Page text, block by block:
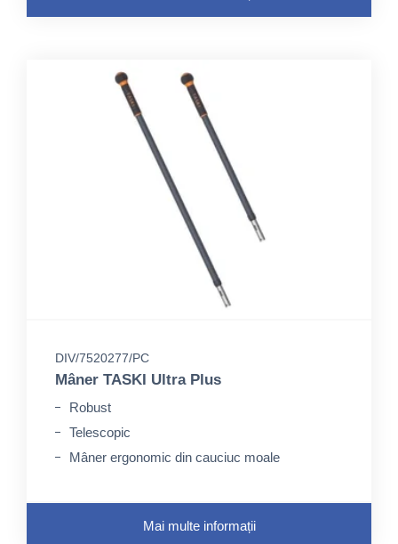
DIV/7520277/PC
Mâner TASKI Ultra Plus
Robust
Telescopic
Mâner ergonomic din cauciuc moale
Mai multe informații